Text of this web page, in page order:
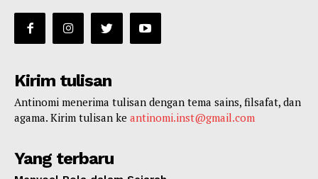
Kirim tulisan
Antinomi menerima tulisan dengan tema sains, filsafat, dan
agama. Kirim tulisan ke antinomi.inst@gmail.com
Yang terbaru